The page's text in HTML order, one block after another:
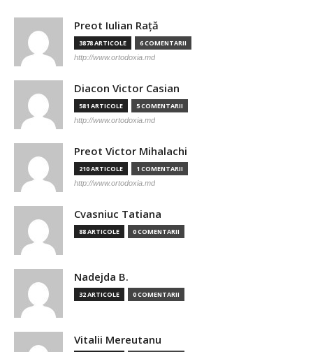
Preot Iulian Raţă
3878 ARTICOLE 6 COMENTARII
http://www.ortodoxia.md
Diacon Victor Casian
581 ARTICOLE 5 COMENTARII
http://www.ortodoxia.md
Preot Victor Mihalachi
210 ARTICOLE 1 COMENTARII
http://www.ortodoxia.md
Cvasniuc Tatiana
88 ARTICOLE 0 COMENTARII
Nadejda B.
32 ARTICOLE 0 COMENTARII
Vitalii Mereutanu